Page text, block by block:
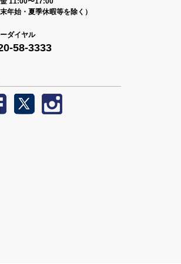
末年始・夏季休暇等を除く）
ダイヤル
58-3333